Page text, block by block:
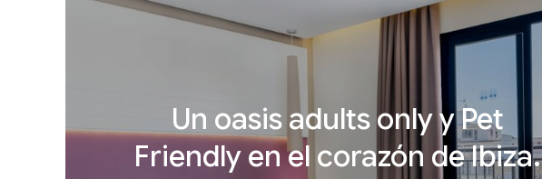
Un oasis adults only y Pet
Friendly en el corazón de Ibiza.